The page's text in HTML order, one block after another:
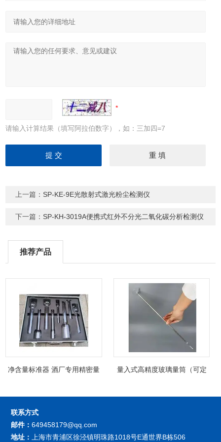
请输入计算结果（填写阿拉伯数字），如：三加四=7
上一篇： SP-KE-9E光散射式激光粉尘检测仪
下一篇： SP-KH-3019A便携式红外不分光二氧化碳分析检测仪
推荐产品
净含量标准器 酒厂专用精密量
量入式高精度玻璃量筒（可定
联系方式
邮件：649458179@qq.com
地址：
上海市青浦区徐泾镇明珠路1018号E通世界B栋506